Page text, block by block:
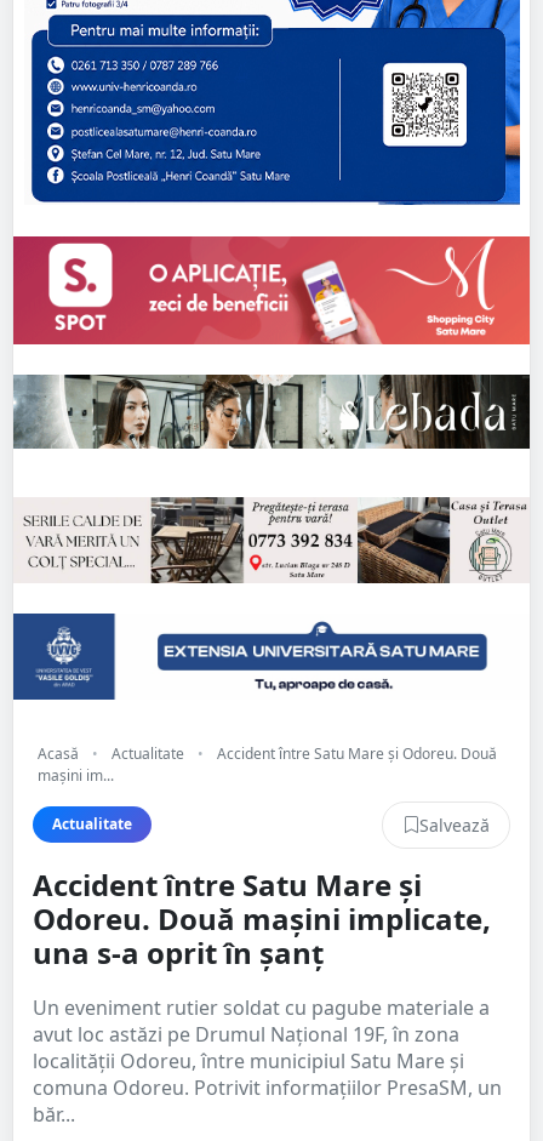
Acasă • Actualitate •
Accident între Satu Mare și Odoreu. Două
mașini im...
Actualitate Salvează
Accident între Satu Mare și
Odoreu. Două mașini implicate,
una s-a oprit în șanț
Un eveniment rutier soldat cu pagube materiale a
avut loc astăzi pe Drumul Național 19F, în zona
localității Odoreu, între municipiul Satu Mare și
comuna Odoreu. Potrivit informațiilor PresaSM, un
băr...